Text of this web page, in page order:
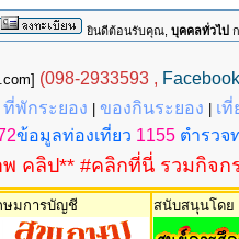
ยินดีต้อนรับคุณ, บุคคลทั่วไป
(098-2933593 ,
|ที่พักระยอง |ของกินระยอง เที่
ข้อมูลท่องเที่ยว 1155ตำรวจ
คลิป** #คลิกที่นี่ รวมกิจก
ษมการบัญชี สนับสนุนโดย